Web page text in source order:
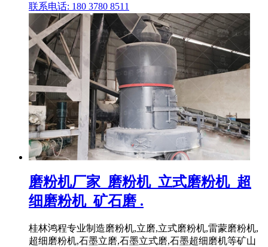
联系电话: 180 3780 8511
磨粉机厂家_磨粉机_立式磨粉机_超
细磨粉机_矿石磨 .
桂林鸿程专业制造磨粉机,立磨,立式磨粉机,雷蒙磨粉机,
超细磨粉机,石墨立磨,石墨立式磨,石墨超细磨机等矿山